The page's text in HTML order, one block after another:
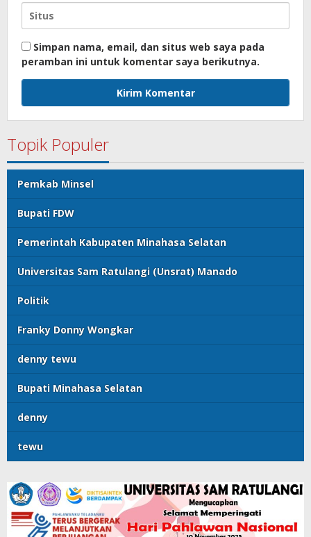
Simpan nama, email, dan situs web saya pada
peramban ini untuk komentar saya berikutnya.
Topik Populer
Pemkab Minsel
Bupati FDW
Pemerintah Kabupaten Minahasa Selatan
Universitas Sam Ratulangi (Unsrat) Manado
Politik
Franky Donny Wongkar
denny tewu
Bupati Minahasa Selatan
denny
tewu